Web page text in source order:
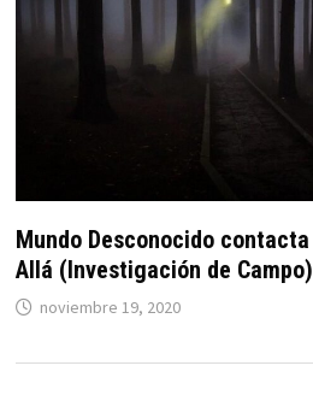
Mundo Desconocido
Allá (Investigación de Campo)
noviembre 19, 2020